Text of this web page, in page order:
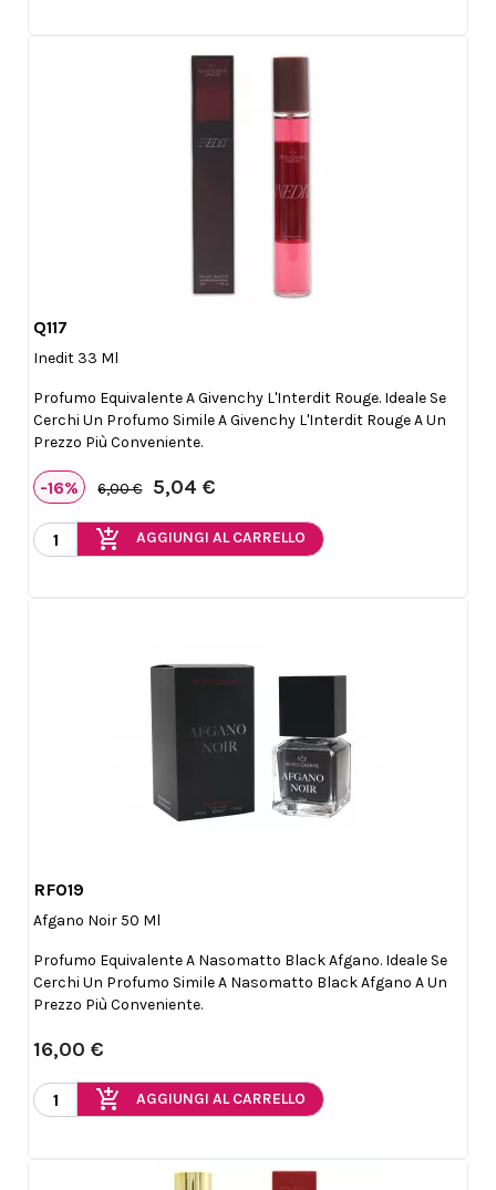
Q117
Inedit 33 Ml
Profumo Equivalente A Givenchy L'Interdit Rouge. Ideale Se
Cerchi Un Profumo Simile A Givenchy L'Interdit Rouge A Un
Prezzo Più Conveniente.
-16% 6,00 € 5,04 €
add_shopping_cart AGGIUNGI AL CARRELLO
RF019
Afgano Noir 50 Ml
Profumo Equivalente A Nasomatto Black Afgano. Ideale Se
Cerchi Un Profumo Simile A Nasomatto Black Afgano A Un
Prezzo Più Conveniente.
16,00 €
add_shopping_cart AGGIUNGI AL CARRELLO